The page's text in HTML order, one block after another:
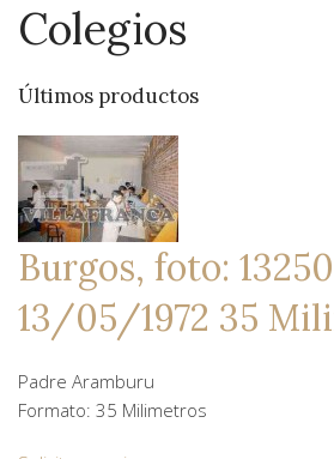
Colegios
Últimos productos
Burgos, foto:
13/05/1972 35
Padre Aramburu
Formato: 35 Milimetros